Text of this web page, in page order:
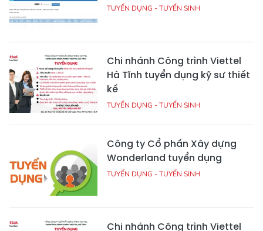
TUYỂN DỤNG - TUYỂN SINH
Chi nhánh Công trình Viettel
Hà Tĩnh tuyển dụng kỹ sư thiết
kế
TUYỂN DỤNG - TUYỂN SINH
Công ty Cổ phần Xây dựng
Wonderland tuyển dụng
TUYỂN DỤNG - TUYỂN SINH
Chi nhánh Công trình Viettel